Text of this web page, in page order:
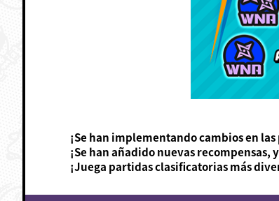
¡Se han implementando cambios en
¡Se han añadido nuevas
¡Juega partidas clasificatorias más